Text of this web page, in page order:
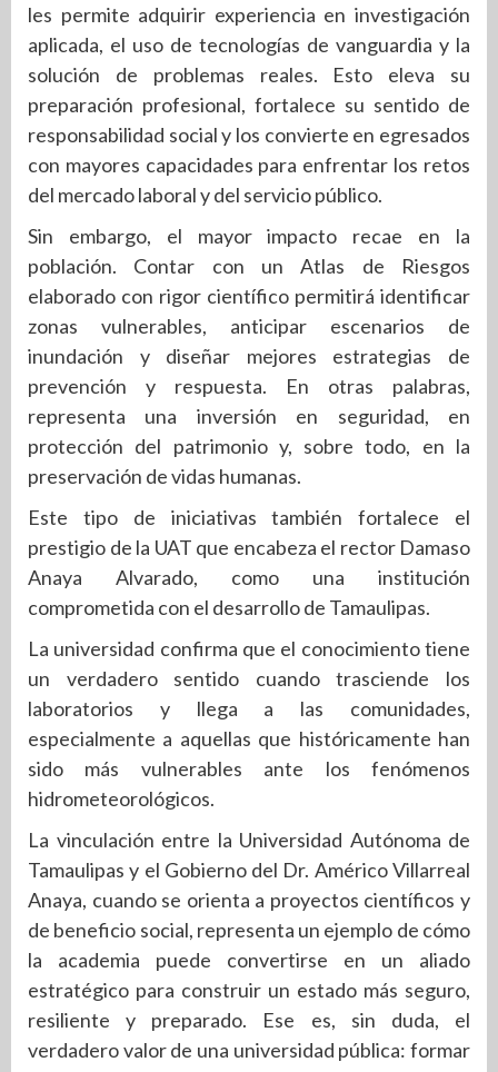
les permite adquirir experiencia en investigación
aplicada, el uso de tecnologías de vanguardia y la
solución de problemas reales. Esto eleva su
preparación profesional, fortalece su sentido de
responsabilidad social y los convierte en egresados
con mayores capacidades para enfrentar los retos
del mercado laboral y del servicio público.
Sin embargo, el mayor impacto recae en la
población. Contar con un Atlas de Riesgos
elaborado con rigor científico permitirá identificar
zonas vulnerables, anticipar escenarios de
inundación y diseñar mejores estrategias de
prevención y respuesta. En otras palabras,
representa una inversión en seguridad, en
protección del patrimonio y, sobre todo, en la
preservación de vidas humanas.
Este tipo de iniciativas también fortalece el
prestigio de la UAT que encabeza el rector Damaso
Anaya Alvarado, como una institución
comprometida con el desarrollo de Tamaulipas.
La universidad confirma que el conocimiento tiene
un verdadero sentido cuando trasciende los
laboratorios y llega a las comunidades,
especialmente a aquellas que históricamente han
sido más vulnerables ante los fenómenos
hidrometeorológicos.
La vinculación entre la Universidad Autónoma de
Tamaulipas y el Gobierno del Dr. Américo Villarreal
Anaya, cuando se orienta a proyectos científicos y
de beneficio social, representa un ejemplo de cómo
la academia puede convertirse en un aliado
estratégico para construir un estado más seguro,
resiliente y preparado. Ese es, sin duda, el
verdadero valor de una universidad pública: formar